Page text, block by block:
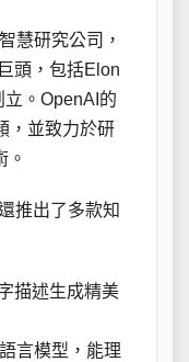
慧研究公司，
頭，包括Elon
立。OpenAI的
，並致力於研
。
推出了多款知
描述生成精美
言模型，能理